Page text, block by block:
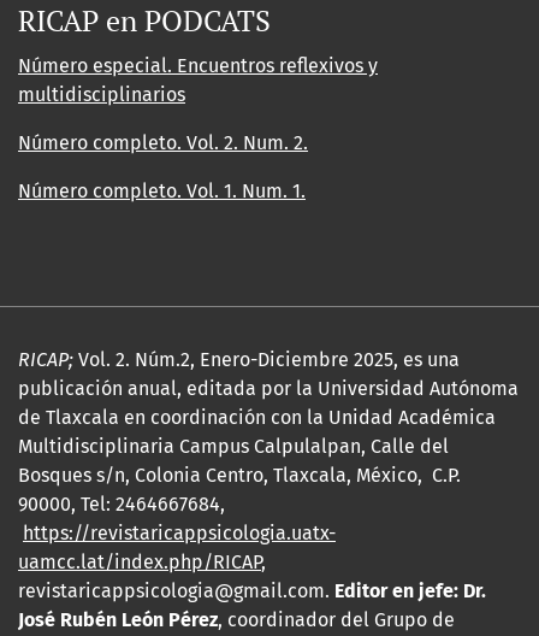
RICAP en PODCATS
Número especial. Encuentros reflexivos y
multidisciplinarios
Número completo. Vol. 2. Num. 2.
Número completo. Vol. 1. Num. 1.
RICAP; Vol. 2. Núm.2, Enero-Diciembre 2025, es una
publicación anual, editada por la Universidad Autónoma
de Tlaxcala en coordinación con la Unidad Académica
Multidisciplinaria Campus Calpulalpan, Calle del
Bosques s/n, Colonia Centro, Tlaxcala, México, C.P.
90000, Tel: 2464667684,
https://revistaricappsicologia.uatx-
uamcc.lat/index.php/RICAP,
revistaricappsicologia@gmail.com. Editor en jefe: Dr.
José Rubén León Pérez, coordinador del Grupo de